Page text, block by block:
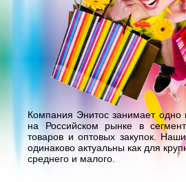
Компания Энитос занимает
на Российском рынке в
товаров и оптовых закупок.
одинаково актуальны как для
среднего и малого.